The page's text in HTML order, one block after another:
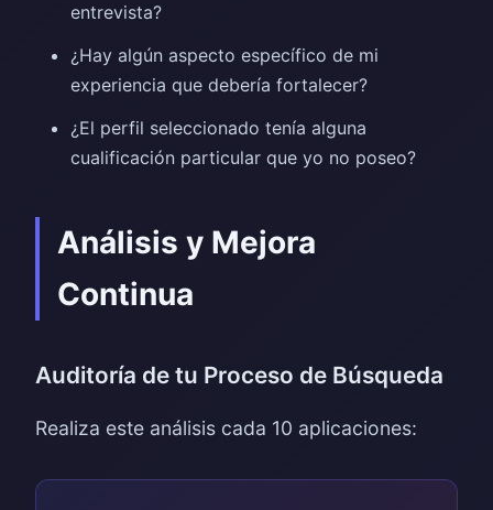
entrevista?
¿Hay algún aspecto específico de mi
experiencia que debería fortalecer?
¿El perfil seleccionado tenía alguna
cualificación particular que yo no poseo?
Análisis y Mejora
Continua
Auditoría de tu Proceso de Búsqueda
Realiza este análisis cada 10 aplicaciones: